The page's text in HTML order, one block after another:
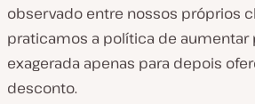
observado entre nossos próprios
praticamos a política de aumentar
exagerada apenas para depois
desconto.